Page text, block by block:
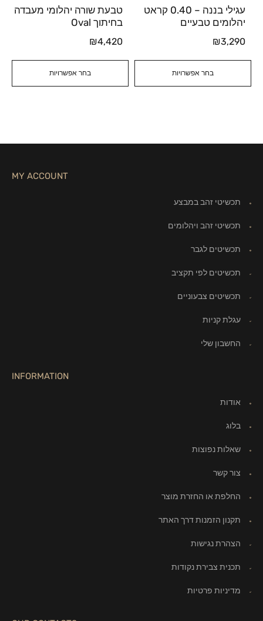
בחר אפשרויות
עגילי בננה – 0.40 קראט
יהלומים טבעיים
₪3,290
בחר אפשרויות
טבעת שורה יהלומי מעבדה
בחיתוך Oval
₪4,420
MY ACCOUNT
תכשיטי זהב במבצע
תכשיטי זהב ויהלומים
תכשיטים לגבר
תכשיטים לפי תקציב
תכשיטים צבעוניים
עגלת קניות
החשבון שלי
INFORMATION
אודות
בלוג
שאלות נפוצות
צור קשר
החלפת או החזרת מוצר
תקנון הזמנות דרך האתר
הצהרת נגישות
תכנית צבירת נקודות
מדיניות פרטיות